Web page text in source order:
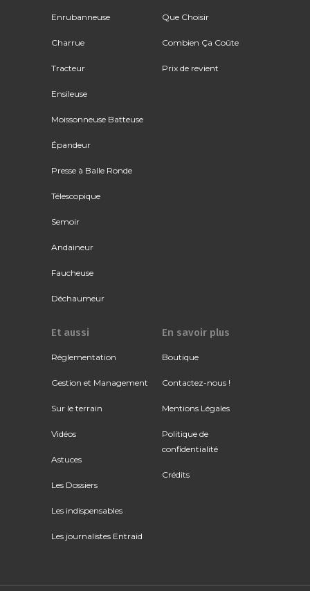
Enrubanneuse
Charrue
Tracteur
Ensileuse
Moissonneuse Batteuse
Épandeur
Presse à Balle Ronde
Télescopique
Semoir
Andaineur
Faucheuse
Déchaumeur
Que Choisir
Combien Ça Coûte
Prix de revient
Et aussi
Réglementation
Gestion et Management
Sur le terrain
Vidéos
Astuces
Les Dossiers
Les indispensables
Les journalistes Entraid
En savoir plus
Boutique
Contactez-nous !
Mentions Légales
Politique de
confidentialité
Crédits